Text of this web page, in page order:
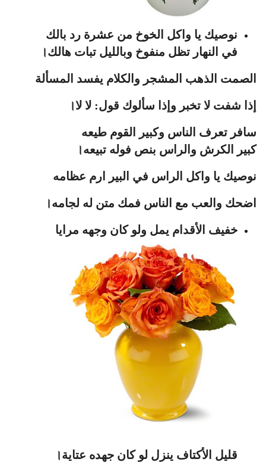
نوصيك يا واكل الخوخ من عشرة رد بالك
في النهار تظل منفوخ وبالليل تبات هالك।
الصمت الذهب المشجر والكلام يفسد المسألة
إذا شفت لا تخبر وإذا سألوك قول: لا لا।
سافر تعرف الناس وكبير القوم طيعه
كبير الكرش والراس بنص فوله تبيعه।
نوصيك يا واكل الراس في البير ارم عظامه
اضحك والعب مع الناس فمك متن له لجامه।
خفيف الأقدام يمل ولو كان وجهه مرايا
قليل الأكتاف ينزل لو كان جهده عتاية।